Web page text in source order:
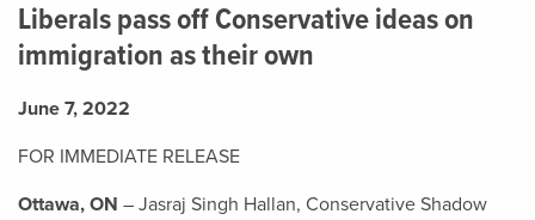
Liberals pass off Conservative ideas on
immigration as their own
June 7, 2022
FOR IMMEDIATE RELEASE
Ottawa, ON – Jasraj Singh Hallan, Conservative Shadow